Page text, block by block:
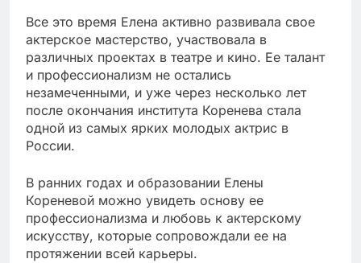
Все это время Елена активно развивала свое
актерское мастерство, участвовала в
различных проектах в театре и кино. Ее талант
и профессионализм не остались
незамеченными, и уже через несколько лет
после окончания института Коренева стала
одной из самых ярких молодых актрис в
России.
В ранних годах и образовании Елены
Кореневой можно увидеть основу ее
профессионализма и любовь к актерскому
искусству, которые сопровождали ее на
протяжении всей карьеры.